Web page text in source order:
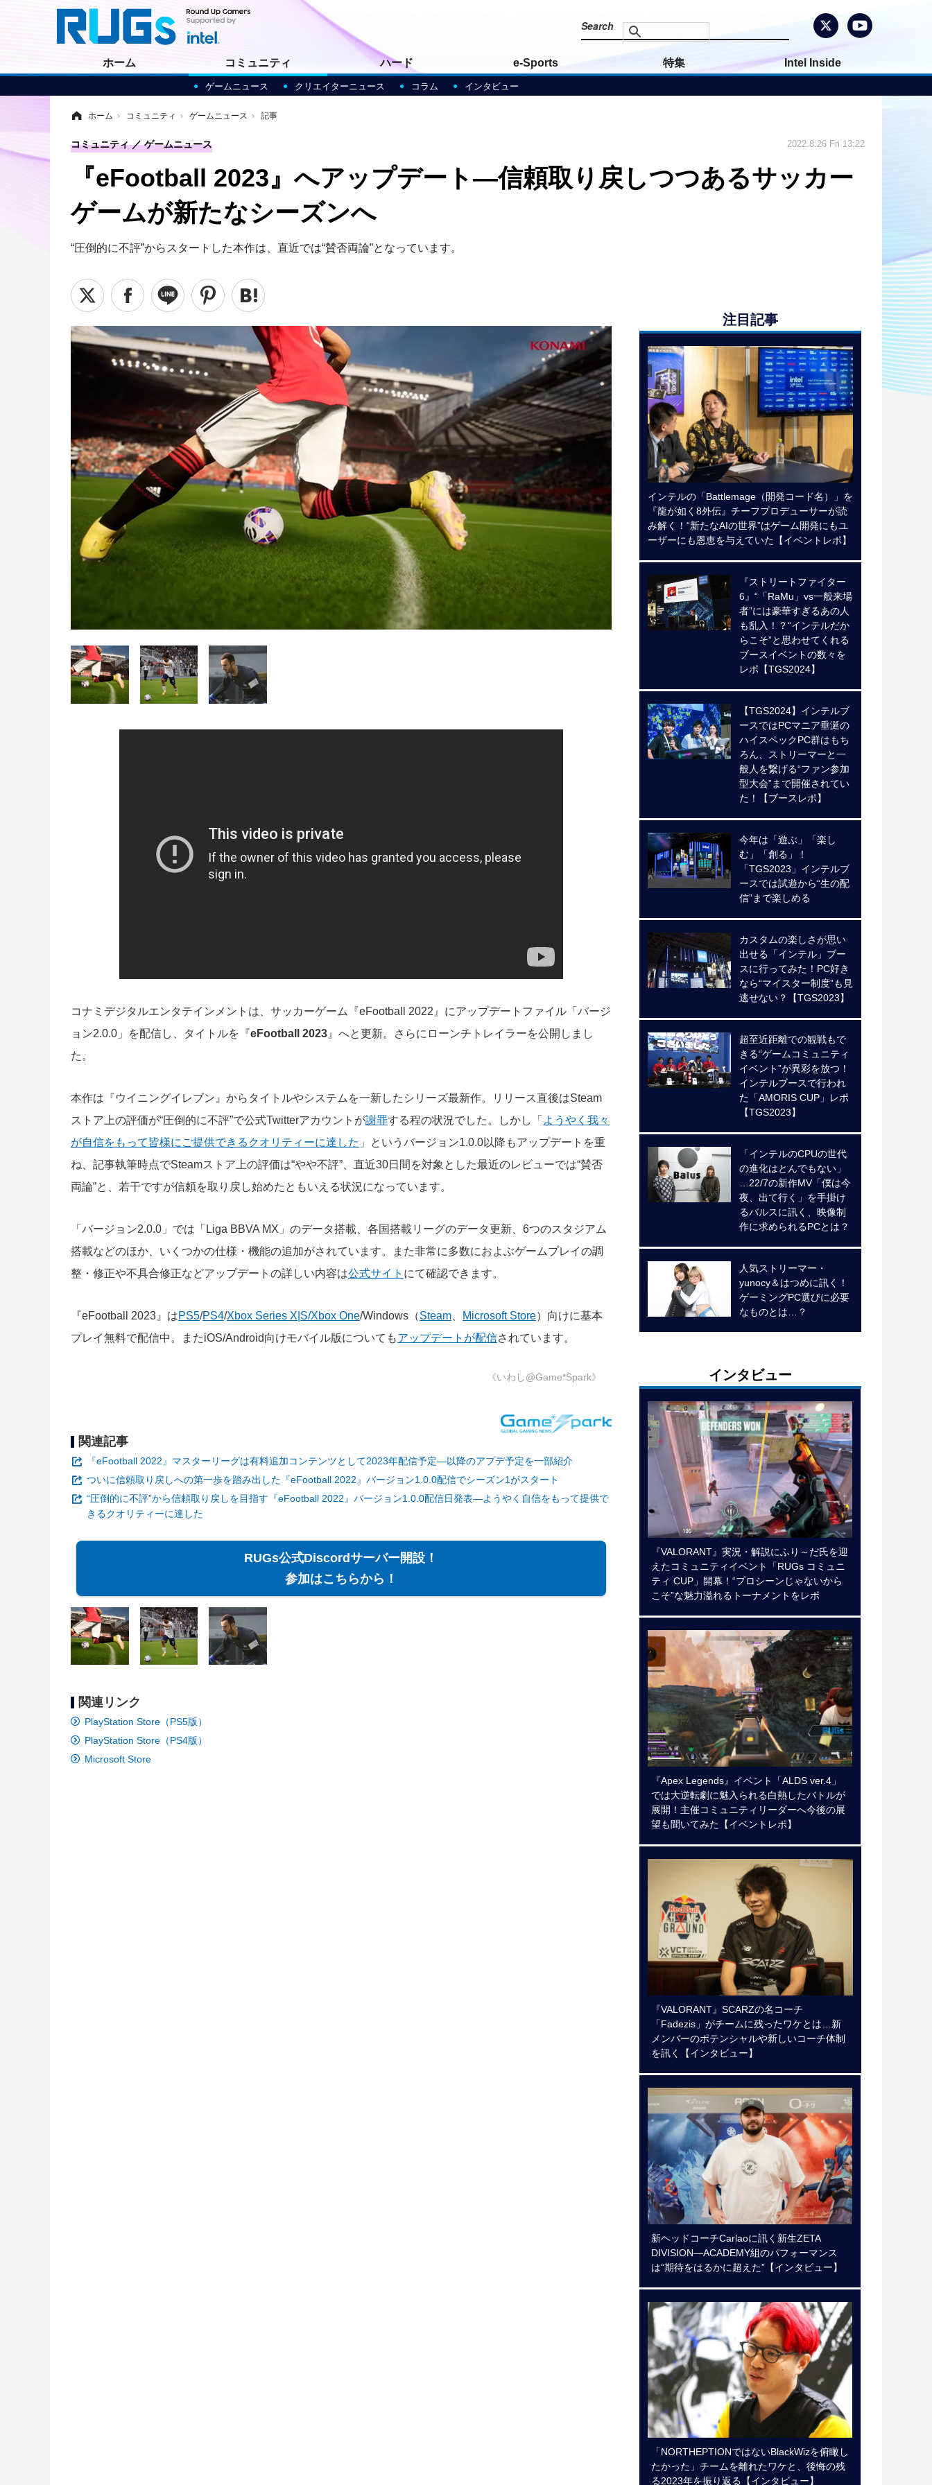
ホーム コミュニティ
ゲームニュース クリエイターニュース コラム インタビュー
ハード e-Sports 特集 Intel Inside
ホーム › コミュニティ › ゲームニュース › 記事
『eFootball 2023』へアップデート―信頼取り戻しつつあるサッカー
ゲームが新たなシーズンへ
“圧倒的に不評”からスタートした本作は、直近では“賛否両論”となっています。
コミュニティ ゲームニュース 2022.8.26 Fri 13:22
コナミデジタルエンタテインメントは、サッカーゲーム『eFootball 2022』にアップデートファイル「バージ
ョン2.0.0」を配信し、タイトルを『eFootball 2023 』へと更新。さらにローンチトレイラーを公開しまし
た。
本作は『ウイニングイレブン』からタイトルやシステムを一新したシリーズ最新作。リリース直後はSteam
ストア上の評価が“圧倒的に不評”で公式Twitterアカウントが謝罪する程の状況でした。しかし「ようやく我々
が自信をもって皆様にご提供できるクオリティーに達した 」というバージョン1.0.0以降もアップデートを重
ね、記事執筆時点でSteamストア上の評価は“やや不評”、直近30日間を対象とした最近のレビューでは“賛否
両論”と、若干ですが信頼を取り戻し始めたともいえる状況になっています。
「バージョン2.0.0」では「Liga BBVA MX」のデータ搭載、各国搭載リーグのデータ更新、6つのスタジアム
搭載などのほか、いくつかの仕様・機能の追加がされています。また非常に多数におよぶゲームプレイの調
整・修正や不具合修正などアップデートの詳しい内容は公式サイト にて確認できます。
『eFootball 2023』はPS5/PS4/Xbox Series X|S/Xbox One/Windows（Steam Microsoft Store）向けに基本
プレイ無料で配信中。またiOS/Android向けモバイル版についてもアップデートが配信されています。
《いわし@Game*Spark》
関連記事
『eFootball 2022』マスターリーグは有料追加コンテンツとして2023年配信予定―以降のアプデ予定を一部紹介
ついに信頼取り戻しへの第一歩を踏み出した『eFootball 2022』バージョン1.0.0配信でシーズン1がスタート
“圧倒的に不評”から信頼取り戻しを目指す『eFootball 2022』バージョン1.0.0配信日発表―ようやく自信をもって提供で
きるクオリティーに達した
RUGs公式Discordサーバー開設！
参加はこちらから！
関連リンク
PlayStation Store（PS5版）
PlayStation Store（PS4版）
Microsoft Store
注目記事
インテルの「Battlemage（開発コード名）」を
『龍が如く8外伝』チーフプロデューサーが読
み解く！“新たなAIの世界”はゲーム開発にもユ
ーザーにも恩恵を与えていた【イベントレポ】
『ストリートファイター
6』“「RaMu」vs一般来場
者”には豪華すぎるあの人
も乱入！？“インテルだか
らこそ”と思わせてくれる
ブースイベントの数々を
レポ【TGS2024】
【TGS2024】インテルブ
ースではPCマニア垂涎の
ハイスペックPC群はもち
ろん、ストリーマーと一
般人を繋げる“ファン参加
型大会”まで開催されてい
た！【ブースレポ】
今年は「遊ぶ」「楽し
む」「創る」！
「TGS2023」インテルブ
ースでは試遊から“生の配
信”まで楽しめる
カスタムの楽しさが思い
出せる「インテル」ブー
スに行ってみた！PC好き
なら“マイスター制度”も見
逃せない？【TGS2023】
超至近距離での観戦もで
きる“ゲームコミュニティ
イベント”が異彩を放つ！
インテルブースで行われ
た「AMORIS CUP」レポ
【TGS2023】
「インテルのCPUの世代
の進化はとんでもない」
…22/7の新作MV「僕は今
夜、出て行く」を手掛け
るバルスに訊く、映像制
作に求められるPCとは？
人気ストリーマー・
yunocy＆はつめに訊く！
ゲーミングPC選びに必要
なものとは…？
インタビュー
『VALORANT』実況・解説にふり～だ氏を迎
えたコミュニティイベント「RUGs コミュニ
ティ CUP」開幕！“プロシーンじゃないから
こそ”な魅力溢れるトーナメントをレポ
『Apex Legends』イベント「ALDS ver.4」
では大逆転劇に魅入られる白熱したバトルが
展開！主催コミュニティリーダーへ今後の展
望も聞いてみた【イベントレポ】
『VALORANT』SCARZの名コーチ
「Fadezis」がチームに残ったワケとは…新
メンバーのポテンシャルや新しいコーチ体制
を訊く【インタビュー】
新ヘッドコーチCarlaoに訊く新生ZETA
DIVISION―ACADEMY組のパフォーマンス
は“期待をはるかに超えた”【インタビュー】
「NORTHEPTIONではないBlackWizを俯瞰し
たかった」チームを離れたワケと、後悔の残
る2023年を振り返る【インタビュー】